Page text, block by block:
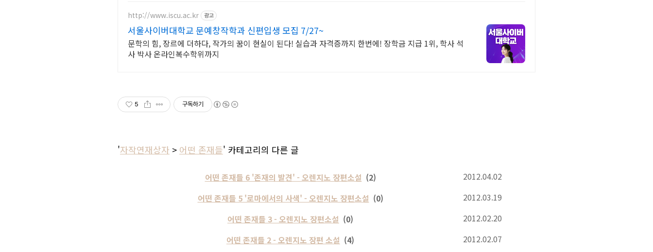
http://www.iscu.ac.kr 광고
서울사이버대학교 문예창작학과 신편입생 모집 7/27~
문학의 힘, 장르에 더하다, 작가의 꿈이 현실이 된다! 실습과 자격증까지 한번에! 장학금 지급 1위, 학사 석
사 박사 온라인복수학위까지
5 구독하기
'자작연재상자 > 어떤 존재들' 카테고리의 다른 글
어떤 존재들 6 '존재의 발견' - 오렌지노 장편소설 (2)
2012.04.02
어떤 존재들 5 '로마에서의 사색' - 오렌지노 장편소설 (0)
2012.03.19
어떤 존재들 3 - 오렌지노 장편소설 (0)
2012.02.20
어떤 존재들 2 - 오렌지노 장편 소설 (4)
2012.02.07